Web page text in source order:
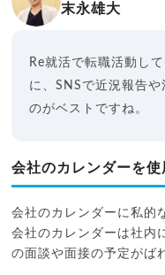
末永雄大
Re就活で転職活動し
に、SNSで近況報告
のがベストですね。
会社のカレンダーを使
会社のカレンダーに私的
会社のカレンダーは社内
の面談や面接の予定がば